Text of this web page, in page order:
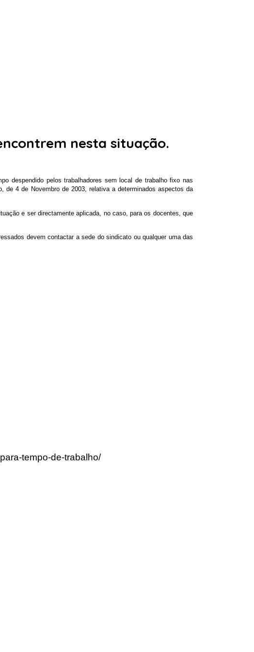
nesta situação.
despendido pelos trabalhadores sem local de trabalho fixo nas
de 4 de Novembro de 2003, relativa a determinados aspectos da
e ser directamente aplicada, no caso, para os docentes, que
devem contactar a sede do sindicato ou qualquer uma das
tempo-de-trabalho/